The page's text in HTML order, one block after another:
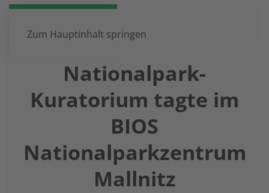
Zum Hauptinhalt springen
Nationalpark-
Kuratorium tagte im
BIOS
Nationalparkzentrum
Mallnitz